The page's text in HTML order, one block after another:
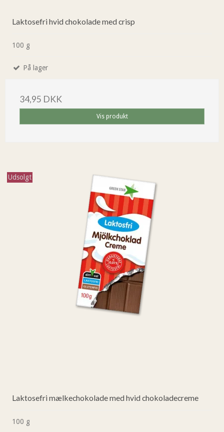
Laktosefri hvid chokolade med crisp
100 g
På lager
34,95 DKK
Vis produkt
Udsolgt
Laktosefri mælkechokolade med hvid chokoladecreme
100 g